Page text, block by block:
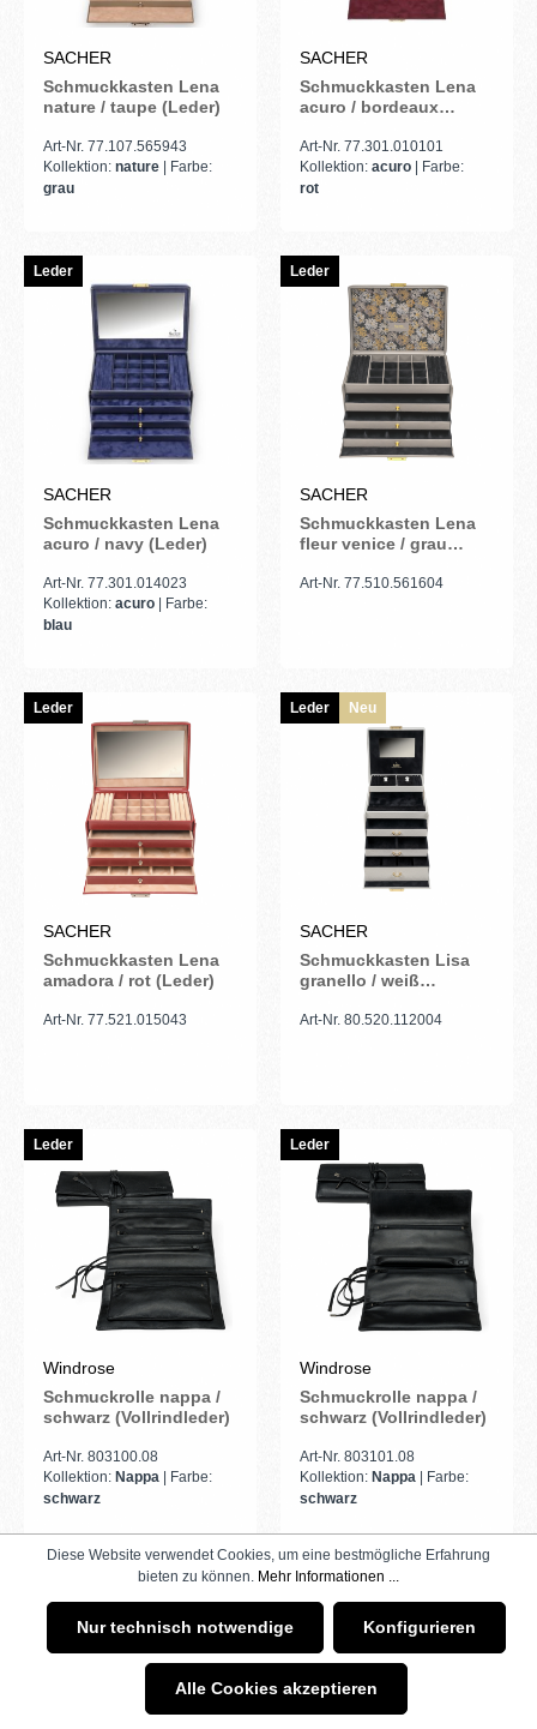
SACHER
Schmuckkasten Lena
nature / taupe (Leder)
Art-Nr. 77.107.565943
Kollektion: nature
| Farbe:
grau
SACHER
Schmuckkasten Lena
acuro / bordeaux
Art-Nr. 77.301.010101
Kollektion: acuro
| Farbe:
rot
Leder
SACHER
Schmuckkasten Lena
acuro / navy (Leder)
Art-Nr. 77.301.014023
Kollektion: acuro
| Farbe:
blau
Leder
SACHER
Schmuckkasten Lena
fleur venice / grau
Art-Nr. 77.510.561604
Leder
SACHER
Schmuckkasten Lena
amadora / rot (Leder)
Art-Nr. 77.521.015043
Leder Neu
SACHER
Schmuckkasten Lisa
granello / weiß
Art-Nr. 80.520.112004
Leder
Windrose
Schmuckrolle nappa /
schwarz (Vollrindleder)
Art-Nr. 803100.08
Kollektion: Nappa
| Farbe:
schwarz
Leder
Windrose
Schmuckrolle nappa /
schwarz (Vollrindleder)
Art-Nr. 803101.08
Kollektion: Nappa
| Farbe:
schwarz
Leder Neu
Diese Website verwendet Cookies, um eine bestmögliche Erfahrung
bieten zu können. Mehr Informationen ...
Nur technisch notwendige Konfigurieren
Alle Cookies akzeptieren